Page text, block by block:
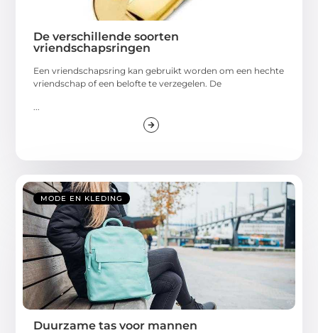
De verschillende soorten
vriendschapsringen
Een vriendschapsring kan gebruikt worden om een hechte
vriendschap of een belofte te verzegelen. De
MODE EN KLEDING
Duurzame tas voor mannen